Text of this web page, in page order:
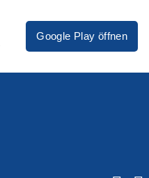
Google Play öffnen